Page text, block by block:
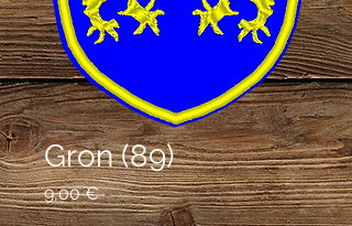
Gron (89)
9,00 €Prix